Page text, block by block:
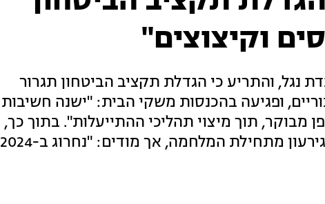
וקיצוצים"
נגל, והתריע כי הגדלת תקציב הביטחון תגרור
ופגיעה בהכנסות משקי הבית: "ישנה חשיבות
מבוקר, תוך מיצוי תהליכי ההתייעלות". בתוך כך,
באוצר מודיעים על ירידה ראשונה בגירעון מתחילת המלחמה, אך מודים: "נחרוג ב-2024